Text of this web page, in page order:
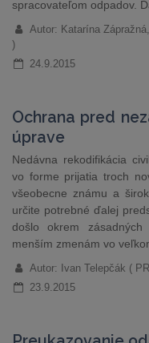
spracovateľom odpadov.
Autor: Katarína
)
24.9.2015
Ochrana pred
úprave
Nedávna rekodifikácia
vo forme prijatia troch
všeobecne známu a
určite potrebné ďalej
došlo okrem
menším zmenám vo
Autor: Ivan Telepčák (
23.9.2015